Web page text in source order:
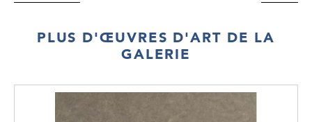
PLUS D'ŒUVRES D'ART DE LA
GALERIE